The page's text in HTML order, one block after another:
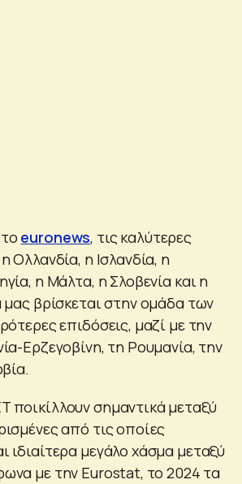
euronews, τις καλύτερες
Ολλανδία, η Ισλανδία, η
η Μάλτα, η Σλοβενία και η
μας βρίσκεται στην ομάδα των
επιδόσεις, μαζί με την
Ερζεγοβίνη, τη Ρουμανία, την
ποικίλλουν σημαντικά μεταξύ
από τις οποίες
ιδιαίτερα μεγάλο χάσμα μεταξύ
με την Eurostat, το 2024 τα